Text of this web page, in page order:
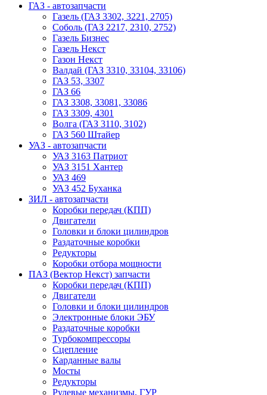
ГАЗ - автозапчасти
Газель (ГАЗ 3302, 3221, 2705)
Соболь (ГАЗ 2217, 2310, 2752)
Газель Бизнес
Газель Некст
Газон Некст
Валдай (ГАЗ 3310, 33104, 33106)
ГАЗ 53, 3307
ГАЗ 66
ГАЗ 3308, 33081, 33086
ГАЗ 3309, 4301
Волга (ГАЗ 3110, 3102)
ГАЗ 560 Штайер
УАЗ - автозапчасти
УАЗ 3163 Патриот
УАЗ 3151 Хантер
УАЗ 469
УАЗ 452 Буханка
ЗИЛ - автозапчасти
Коробки передач (КПП)
Двигатели
Головки и блоки цилиндров
Раздаточные коробки
Редукторы
Коробки отбора мощности
ПАЗ (Вектор Некст) запчасти
Коробки передач (КПП)
Двигатели
Головки и блоки цилиндров
Электронные блоки ЭБУ
Раздаточные коробки
Турбокомпрессоры
Сцепление
Карданные валы
Мосты
Редукторы
Рулевые механизмы, ГУР